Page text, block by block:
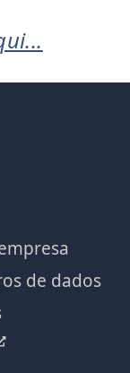
de dados